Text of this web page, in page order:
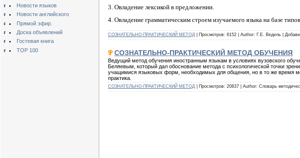
Новости языков
Новости английского
Прямой эфир.
Доска объявлений
Гостевая книга
TOP 100
3. Овладение лексикой в предложении.
4. Овладение грамматическим строем изучаемого языка на базе
СОЗНАТЕЛЬНО-ПРАКТИЧЕСКИЙ МЕТОД | Просмотров: 6152 | Author: Г.Е. Ведель |
СОЗНАТЕЛЬНО-ПРАКТИЧЕСКИЙ МЕТОД ОБУЧЕНИЯ
Ведущий метод обучения иностранным языкам в условиях вузовского
Беляевым, который дал обоснование метода с психологической точки
учащимися языковых форм, необходимых для общения, но в то же время
практика.
СОЗНАТЕЛЬНО-ПРАКТИЧЕСКИЙ МЕТОД | Просмотров: 20837 | Author: Словарь